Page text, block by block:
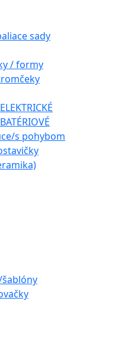
sady
/ formy
s pohybom